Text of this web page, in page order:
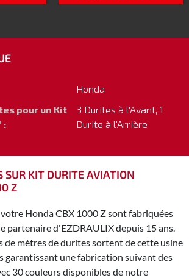
Honda
pour un Kit
:
3 Durites à l'Avant, 1
Durite à l'Arrière
SUR KIT DURITE AVIATION
Z
Honda CBX 1000 Z sont fabriquées
partenaire d'EZDRAULIX depuis 15 ans.
de mètres de durites sortent de cette usine
garantissant une fabrication suivant des
30 couleurs disponibles de notre